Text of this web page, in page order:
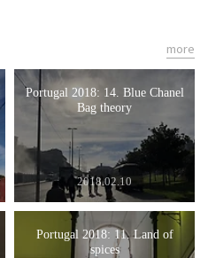
Portugal 2018: 14. Blue Chanel
Bag theory
2018.02.10
Portugal 2018: 11. Land of
spices
more